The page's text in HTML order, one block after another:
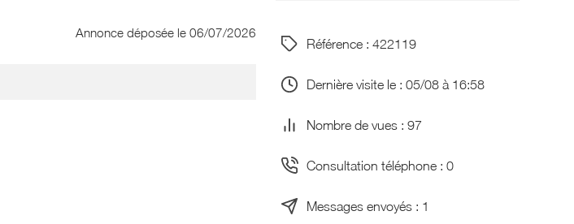
Annonce déposée le 06/07/2026
Référence : 422119
Dernière visite le : 05/08 à 16:58
Nombre de vues : 97
Consultation téléphone : 0
Messages envoyés : 1